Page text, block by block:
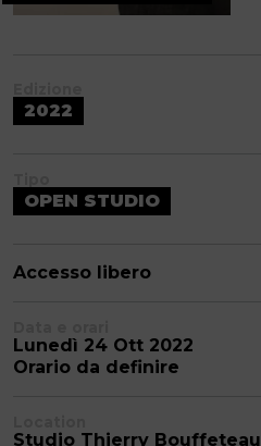
2022
OPEN STUDIO
Accesso libero
Lunedì 24 Ott 2022
Orario da definire
Studio Thierry Bouffeteau